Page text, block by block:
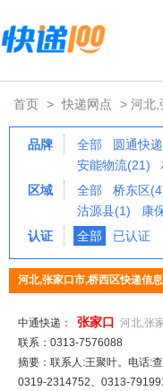
首页 > 快递网点 > 河北,
品牌 全部 圆通快
安能物流(21)
区域
全部 桥东区
沽源县(1)
康
认证
全部 已认证
河北,张家口市,桥西区快递信息
中通快递： 张家口 河北,张
联系：0313-7576088
摘要：联系人:王聚叶。电话:
0319-2314752、0313-